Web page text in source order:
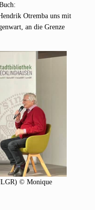
Otrem­ba uns mit
an die Gren­ze
© Moni­que